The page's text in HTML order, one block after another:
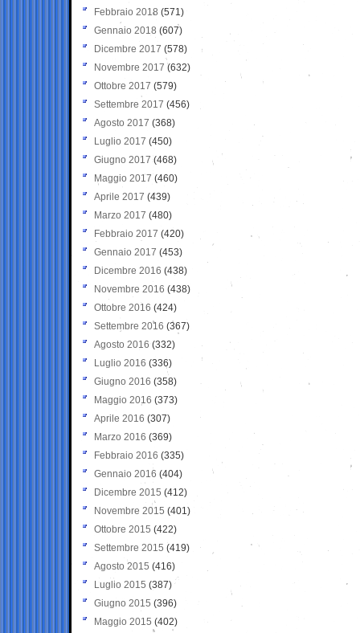
Febbraio 2018 (571)
Gennaio 2018 (607)
Dicembre 2017 (578)
Novembre 2017 (632)
Ottobre 2017 (579)
Settembre 2017 (456)
Agosto 2017 (368)
Luglio 2017 (450)
Giugno 2017 (468)
Maggio 2017 (460)
Aprile 2017 (439)
Marzo 2017 (480)
Febbraio 2017 (420)
Gennaio 2017 (453)
Dicembre 2016 (438)
Novembre 2016 (438)
Ottobre 2016 (424)
Settembre 2016 (367)
Agosto 2016 (332)
Luglio 2016 (336)
Giugno 2016 (358)
Maggio 2016 (373)
Aprile 2016 (307)
Marzo 2016 (369)
Febbraio 2016 (335)
Gennaio 2016 (404)
Dicembre 2015 (412)
Novembre 2015 (401)
Ottobre 2015 (422)
Settembre 2015 (419)
Agosto 2015 (416)
Luglio 2015 (387)
Giugno 2015 (396)
Maggio 2015 (402)